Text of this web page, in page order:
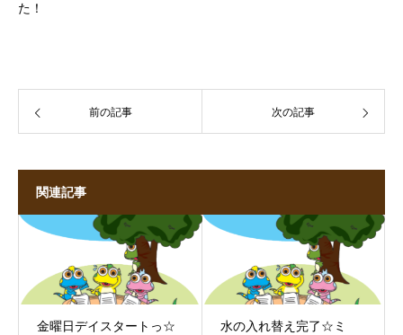
た！
前の記事 次の記事
関連記事
金曜日デイスタートっ☆
水の入れ替え完了☆ミ